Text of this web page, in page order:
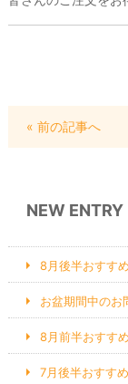
« 前の記事へ
NEW ENTRY
8月後半おすす
お盆期間中のお
8月前半おすす
7月後半おすす